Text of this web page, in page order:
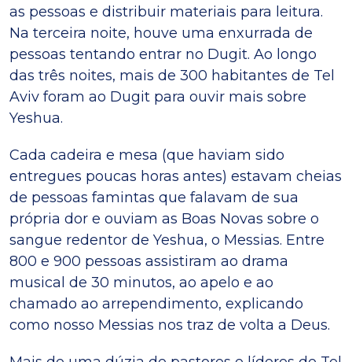
as pessoas e distribuir materiais para leitura.
Na terceira noite, houve uma enxurrada de
pessoas tentando entrar no Dugit. Ao longo
das três noites, mais de 300 habitantes de Tel
Aviv foram ao Dugit para ouvir mais sobre
Yeshua.
Cada cadeira e mesa (que haviam sido
entregues poucas horas antes) estavam cheias
de pessoas famintas que falavam de sua
própria dor e ouviam as Boas Novas sobre o
sangue redentor de Yeshua, o Messias. Entre
800 e 900 pessoas assistiram ao drama
musical de 30 minutos, ao apelo e ao
chamado ao arrependimento, explicando
como nosso Messias nos traz de volta a Deus.